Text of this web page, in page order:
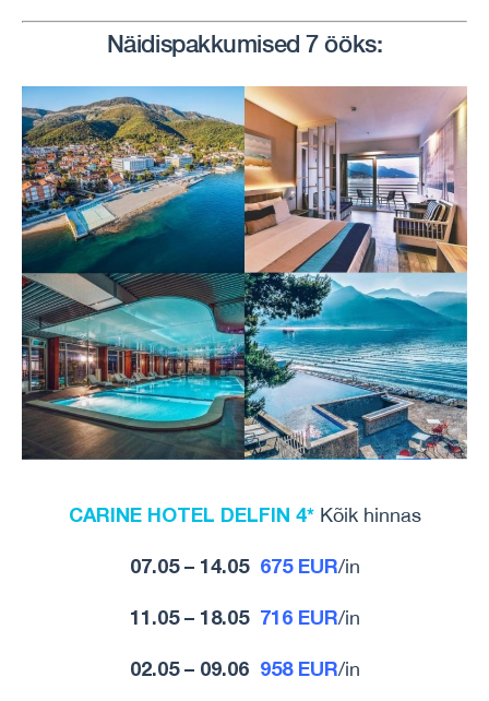
Näidispakkumised 7 ööks:
CARINE HOTEL DELFIN 4*Kõik hinnas
07.05 – 14.05 675 EUR/in
11.05 – 18.05 716 EUR/in
02.05 – 09.06 958 EUR/in